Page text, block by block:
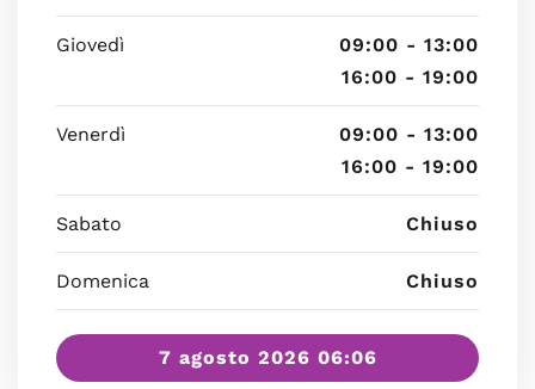
Giovedì
09:00 - 13:00
16:00 - 19:00
Venerdì
09:00 - 13:00
16:00 - 19:00
Sabato Chiuso
Domenica Chiuso
7 agosto 2026 06:06